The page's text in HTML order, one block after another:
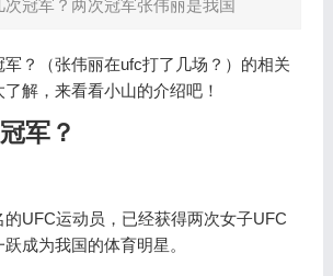
冠军？两次冠军张伟丽是我国
？（张伟丽在ufc打了几场？）的相关
解，来看看小山的介绍吧！
军？
UFC运动员，已经获得两次女子UFC
成为我国的体育明星。